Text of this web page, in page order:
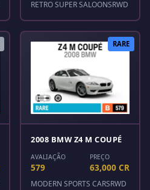
RETRO SUPER SALOONSRWD
RARE
2008 BMW Z4 M COUPÉ
AVALIAÇÃO
579
PREÇO
63,000 CR
MODERN SPORTS CARSRWD